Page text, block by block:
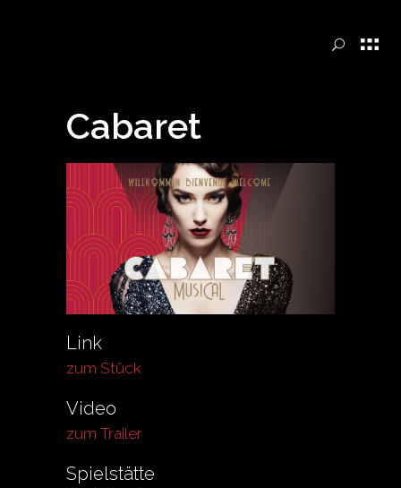
Cabaret
Link
zum Stück
Video
zum Trailer
Spielstätte